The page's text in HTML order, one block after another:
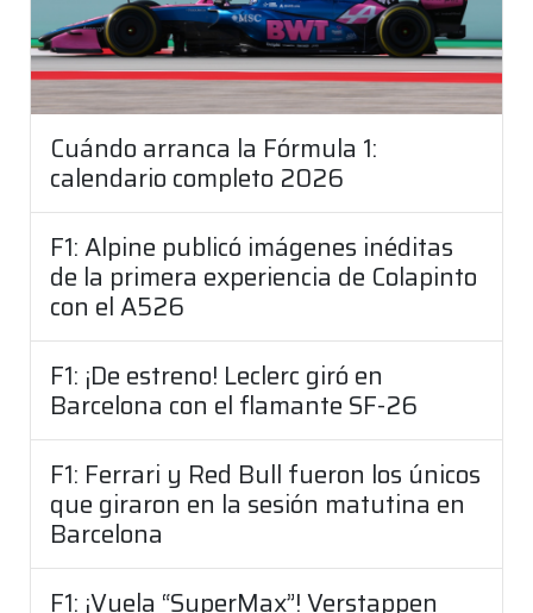
Cuándo arranca la Fórmula 1:
calendario completo 2026
F1: Alpine publicó imágenes inéditas
de la primera experiencia de Colapinto
con el A526
F1: ¡De estreno! Leclerc giró en
Barcelona con el flamante SF-26
F1: Ferrari y Red Bull fueron los únicos
que giraron en la sesión matutina en
Barcelona
F1: ¡Vuela “SuperMax”! Verstappen